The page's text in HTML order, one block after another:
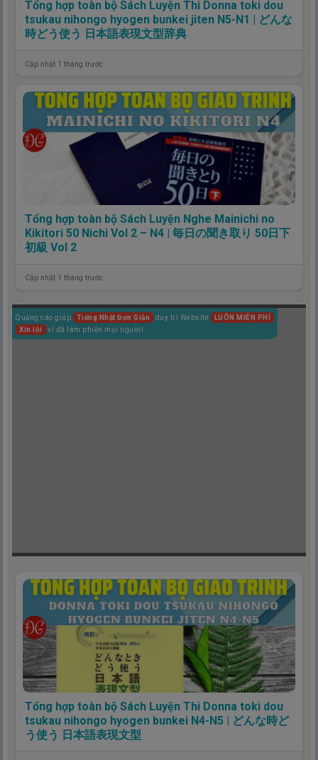
Tổng hợp toàn bộ Sách Luyện Thi Donna toki dou
tsukau nihongo hyogen bunkei jiten N5-N1 | どんな
時どう使う 日本語表現文型辞典
Cập nhật 1 tháng trước
Tổng hợp toàn bộ Sách Luyện Nghe Mainichi no
Kikitori 50 Nichi Vol 2 – N4 | 毎日の聞き取り 50日下
初級 Vol 2
Cập nhật 1 tháng trước
Quảng cáo giúp Tiếng Nhật Đơn Giản duy trì Website
LUÔN MIỄN PHÍ
Xin lỗi
vì đã làm phiền mọi người!
Tổng hợp toàn bộ Sách Luyện Thi Donna toki dou
tsukau nihongo hyogen bunkei N4-N5 | どんな時ど
う使う 日本語表現文型